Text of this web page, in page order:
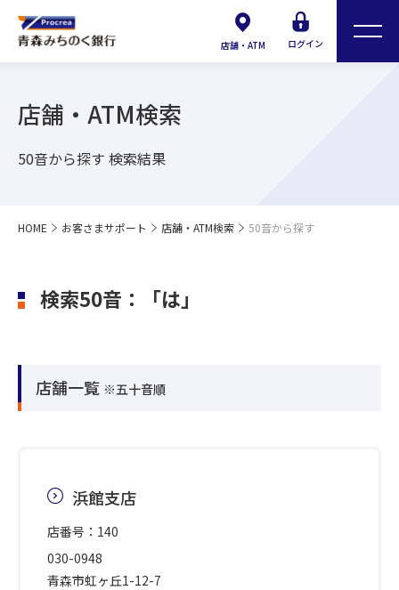
店舗・ATM ログイン
店舗・ATM検索
50音から探す 検索結果
HOME お客さまサポート 店舗・ATM検索 50音から探す
検索50音：「は」
店舗一覧 ※五十音順
浜館支店
店番号：140
030-0948
青森市虹ヶ丘1-12-7